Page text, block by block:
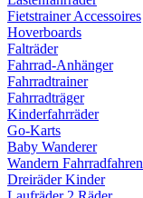
Fietstrainer Accessoires
Hoverboards
Falträder
Fahrrad-Anhänger
Fahrradtrainer
Fahrradträger
Kinderfahrräder
Go-Karts
Baby Wanderer
Wandern Fahrradfahren
Dreiräder Kinder